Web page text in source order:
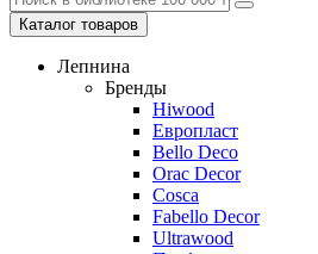
Каталог товаров
Лепнина
Бренды
Hiwood
Европласт
Bello Deco
Orac Decor
Cosca
Fabello Decor
Ultrawood